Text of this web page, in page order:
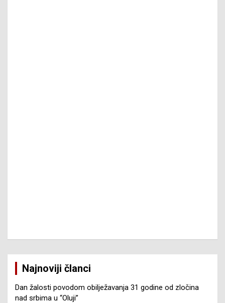
Najnoviji članci
Dan žalosti povodom obilježavanja 31 godine od zločina
nad srbima u “Oluji”